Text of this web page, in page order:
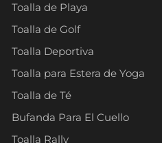
Toalla de Playa
Toalla de Golf
Toalla Deportiva
Toalla para Estera de Yoga
Toalla de Té
Bufanda Para El Cuello
Toalla Rally